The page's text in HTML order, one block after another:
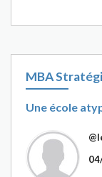
MBA
Une école